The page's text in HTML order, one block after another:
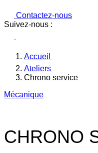
Contactez-nous
Suivez-nous :
Accueil
Ateliers
Chrono service
Mécanique
CHRONO